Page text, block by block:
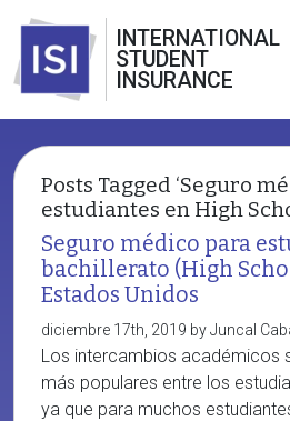
INTERNATIONAL
STUDENT
INSURANCE
Posts Tagged ‘Seguro
estudiantes en High
Seguro médico para
bachillerato (High
Estados Unidos
diciembre 17th, 2019 by Juncal
Los intercambios académicos
más populares entre los
ya que para muchos